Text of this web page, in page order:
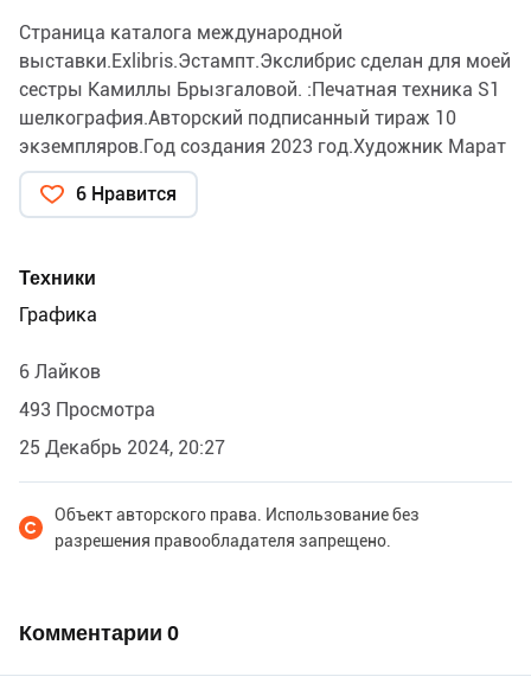
Страница каталога международной
выставки.Exlibris.Эстампт.Экслибрис сделан для моей
сестры Камиллы Брызгаловой. :Печатная техника S1
шелкография.Авторский подписанный тираж 10
экземпляров.Год создания 2023 год.Художник Марат
Брызгалов.Экслибрис был показан на
международной выставке в Екатеринбурге.В
напечатан в каталоге выставки.Тема
экслибриса:"Алиса в стране чудес".Сказка Льюиса
6 Нравится
Техники
Графика
6 Лайков
493 Просмотра
25 Декабрь 2024, 20:27
Объект авторского права. Использование без
разрешения правообладателя запрещено.
Комментарии 0